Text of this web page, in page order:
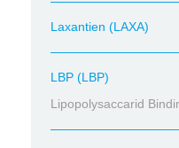
Laxantien (LAXA)
LBP (LBP)
Lipopolysaccarid